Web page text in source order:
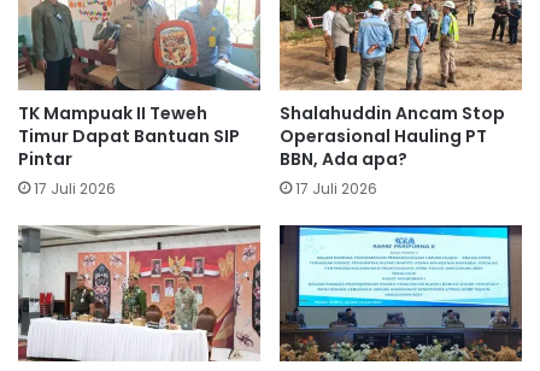
TK Mampuak II Teweh
Timur Dapat Bantuan SIP
Pintar
17 Juli 2026
Shalahuddin Ancam Stop
Operasional Hauling PT
BBN, Ada apa?
17 Juli 2026